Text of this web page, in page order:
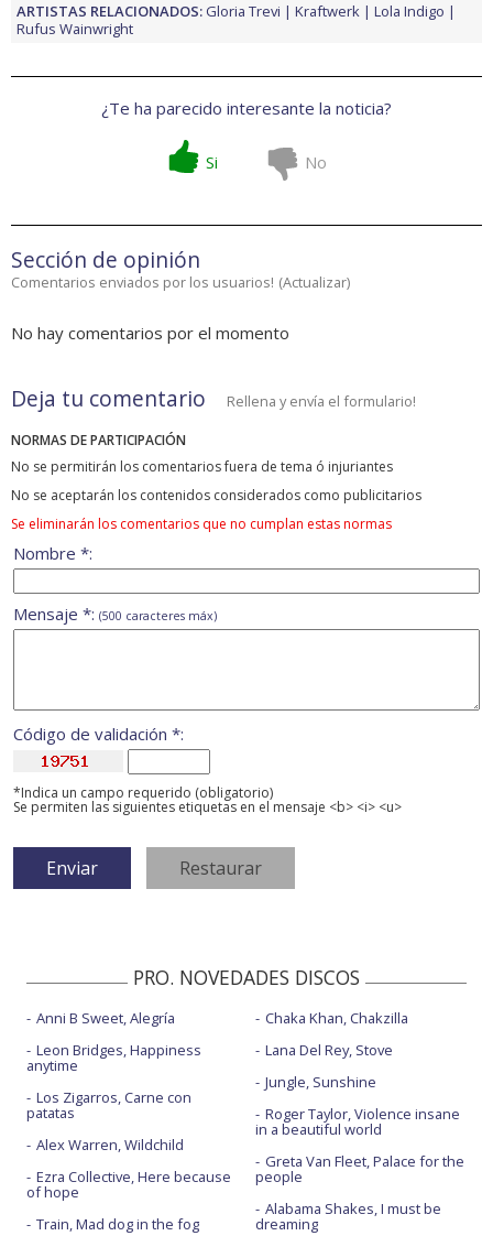
ARTISTAS RELACIONADOS: Gloria Trevi Kraftwerk
Lola Indigo
Rufus Wainwright
¿Te ha parecido interesante la noticia?
Si No
Sección de opinión
Comentarios enviados por los usuarios! (Actualizar)
No hay comentarios por el momento
Deja tu comentario Rellena y envía el formulario!
NORMAS DE PARTICIPACIÓN
No se permitirán los comentarios fuera de tema ó injuriantes
No se aceptarán los contenidos considerados como publicitarios
Se eliminarán los comentarios que no cumplan estas normas
Nombre *:
Mensaje *: (500 caracteres máx)
Código de validación *:
*Indica un campo requerido (obligatorio)
Se permiten las siguientes etiquetas en el mensaje <b> <i> <u>
PRO. NOVEDADES DISCOS
Anni B Sweet, Alegría
Leon Bridges, Happiness
anytime
Los Zigarros, Carne con
patatas
Alex Warren, Wildchild
Ezra Collective, Here because
of hope
Train, Mad dog in the fog
Chaka Khan, Chakzilla
Lana Del Rey, Stove
Jungle, Sunshine
Roger Taylor, Violence insane
in a beautiful world
Greta Van Fleet, Palace for the
people
Alabama Shakes, I must be
dreaming